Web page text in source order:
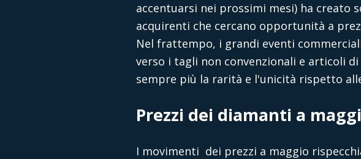
accentuarsi nei prossimi mesi) ha
acquirenti che cercano opportunità a
Nel frattempo, i grandi eventi
verso i tagli non convenzionali e articoli
sempre più la rarità e l'unicità rispetto
Prezzi dei diamanti a
I movimenti dei prezzi a maggio